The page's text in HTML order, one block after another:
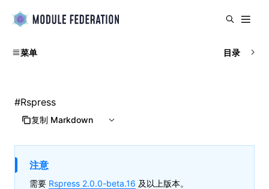
菜单 目录
#Rspress
复制 Markdown
注意
需要 Rspress 2.0.0-beta.16 及以上版本。